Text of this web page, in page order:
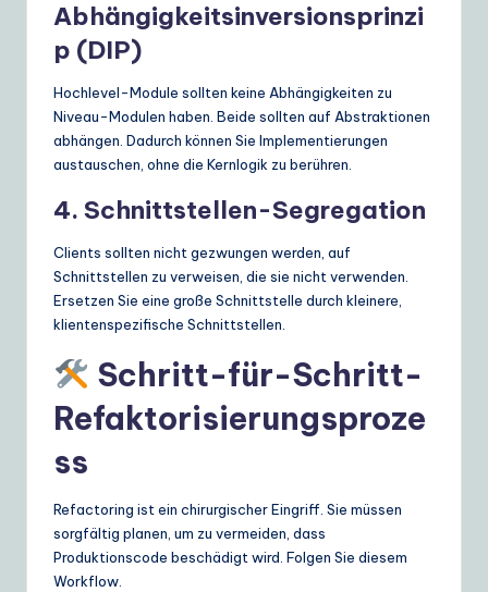
Abhängigkeitsinversionsprinzi
p (DIP)
Hochlevel-Module sollten keine Abhängigkeiten zu
Niveau-Modulen haben. Beide sollten auf Abstraktionen
abhängen. Dadurch können Sie Implementierungen
austauschen, ohne die Kernlogik zu berühren.
4. Schnittstellen-Segregation
Clients sollten nicht gezwungen werden, auf
Schnittstellen zu verweisen, die sie nicht verwenden.
Ersetzen Sie eine große Schnittstelle durch kleinere,
klientenspezifische Schnittstellen.
Schritt-für-Schritt-
Refaktorisierungsproze
ss
Refactoring ist ein chirurgischer Eingriff. Sie müssen
sorgfältig planen, um zu vermeiden, dass
Produktionscode beschädigt wird. Folgen Sie diesem
Workflow.